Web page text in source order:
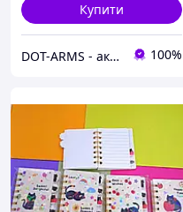
Купити
DOT-ARMS - аксесуари та спорядження, створені для вашої надійності! 100%